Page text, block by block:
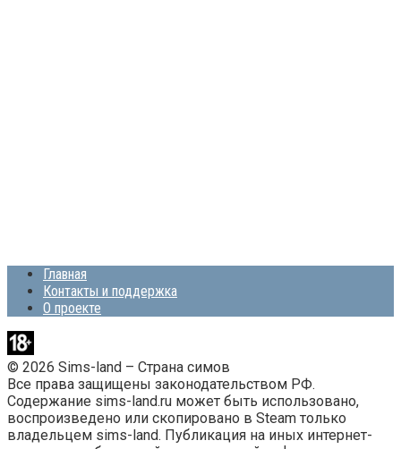
Главная
Контакты и поддержка
О проекте
© 2026 Sims-land – Страна симов
Все права защищены законодательством РФ.
Содержание sims-land.ru может быть использовано,
воспроизведено или скопировано в Steam только
владельцем sims-land. Публикация на иных интернет-